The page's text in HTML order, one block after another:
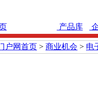
产品库
户网首页 > 商业机会 > 电